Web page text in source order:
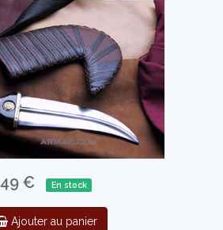
49 € En stock
Ajouter au panier